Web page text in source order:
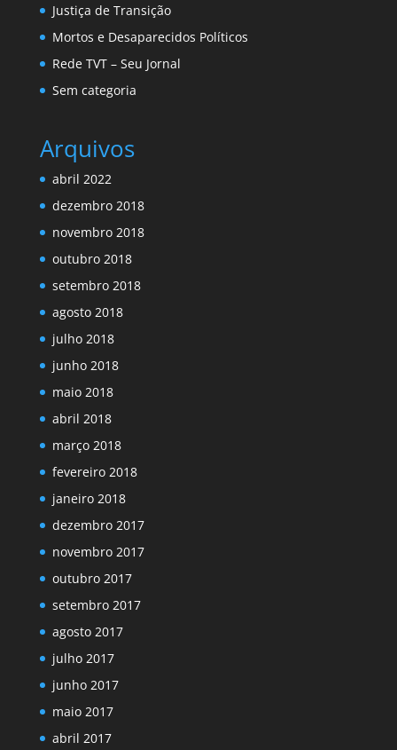
Justiça de Transição
Mortos e Desaparecidos Políticos
Rede TVT – Seu Jornal
Sem categoria
Arquivos
abril 2022
dezembro 2018
novembro 2018
outubro 2018
setembro 2018
agosto 2018
julho 2018
junho 2018
maio 2018
abril 2018
março 2018
fevereiro 2018
janeiro 2018
dezembro 2017
novembro 2017
outubro 2017
setembro 2017
agosto 2017
julho 2017
junho 2017
maio 2017
abril 2017